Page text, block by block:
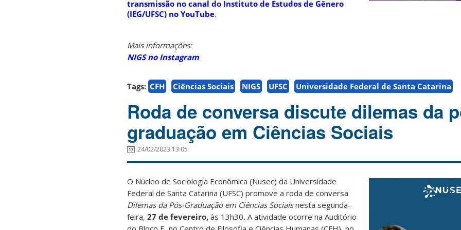
transmissão no canal do Instituto de Estudos de Gênero
(IEG/UFSC) no YouTube.
Mais informações:
NIGS no Instagram
Tags: CFH Ciências Sociais NIGS UFSC Universidade Federal de Santa Catarina
Roda de conversa discute dilemas da
graduação em Ciências Sociais
24/02/2023 13:05
O Núcleo de Sociologia Econômica (Nusec) da Universidade
Federal de Santa Catarina (UFSC) promove a roda de conversa
Dilemas da Pós-Graduação em Ciências Sociaisnesta segunda-
feira, 27 de fevereiro, às 13h30. A atividade ocorre na Auditório